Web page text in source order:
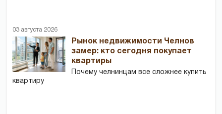
03 августа 2026
Рынок недвижимости Челнов
замер: кто сегодня покупает
квартиры
Почему челнинцам все сложнее купить
квартиру